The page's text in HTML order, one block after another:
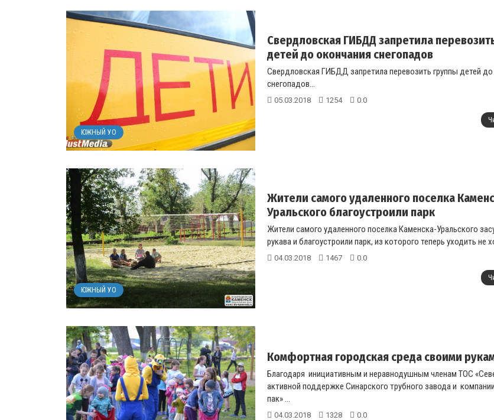
ЮЖНЫЙ УО
Свердловская ГИБДД запретила
детей до окончания снегопадов
Свердловская ГИБДД запретила перевозить группы детей до
снегопадов...
05.03.2018 1254 0.0
ЮЖНЫЙ УО
Жители самого удаленного поселка
Уральского благоустроили парк
Жители самого удаленного поселка Каменска-Уральского
рукава и благоустроили парк, из которого теперь уходить не
04.03.2018 1467 0.0
Комфортная городская среда своими
Благодаря инициативным и неравнодушным членам ТОС
активной поддержке Синарского трубного завода и
пак» ...
04.03.2018 1328 0.0